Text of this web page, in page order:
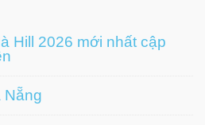
Hill 2026 mới nhất cập
Nẵng